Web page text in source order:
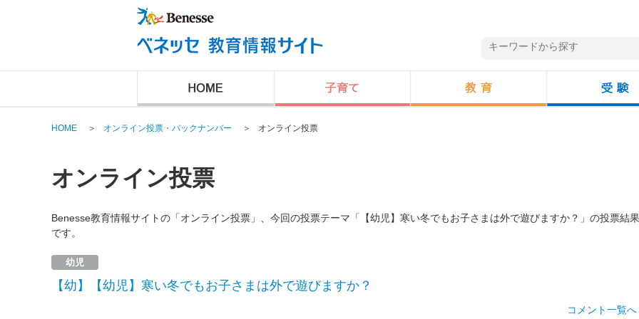
HOME ＞ オンライン投票・バックナンバー ＞ オンライン投票
オンライン投票
Benesse教育情報サイトの「オンライン投票」、今回の投票テーマ「【幼児】寒い冬でもお子さまは外で遊びますか？」の投票結果
です。
幼児
【幼】【幼児】寒い冬でもお子さまは外で遊びますか？
コメント一覧へ